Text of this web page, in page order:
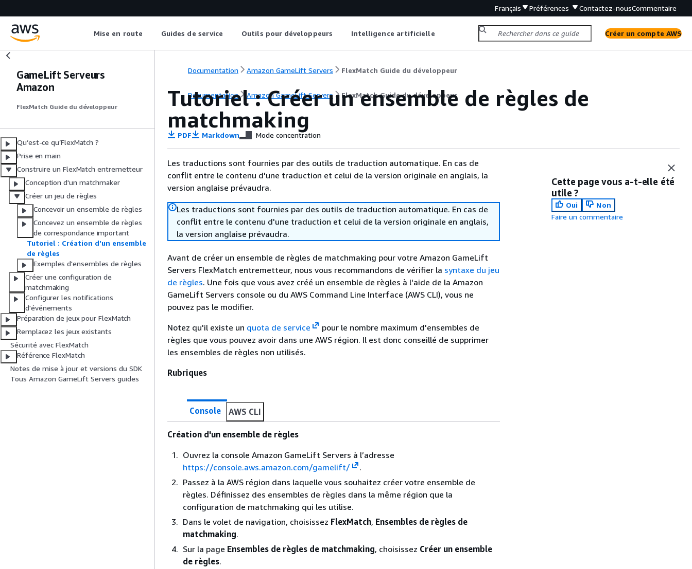
Français Préférences Contactez-nousCommentaire
Mise en route Guides de service Outils pour développeurs Intelligence artificielle Créer un compte AWS
GameLift Serveurs
Amazon
FlexMatch Guide du développeur
Qu’est-ce qu’FlexMatch ?
Prise en main
Construire un FlexMatch entremetteur
Conception d'un matchmaker
Créer un jeu de règles
Concevoir un ensemble de règles
Concevez un ensemble de règles
de correspondance important
Tutoriel : Création d'un ensemble
de règles
Exemples d'ensembles de règles
Créer une configuration de
matchmaking
Configurer les notifications
d'événements
Préparation de jeux pour FlexMatch
Remplacez les jeux existants
Sécurité avec FlexMatch
Référence FlexMatch
Notes de mise à jour et versions du SDK
Tous Amazon GameLift Servers guides
Documentation Amazon GameLift Servers FlexMatch Guide du développeur
Documentation Amazon GameLift Servers FlexMatch Guide du développeur
Tutoriel : Créer un ensemble de règles de
matchmaking
PDF Markdown Mode concentration
Les traductions sont fournies par des outils de traduction automatique. En cas de
conflit entre le contenu d'une traduction et celui de la version originale en anglais, la
version anglaise prévaudra.
Les traductions sont fournies par des outils de traduction automatique. En cas de
conflit entre le contenu d'une traduction et celui de la version originale en anglais,
la version anglaise prévaudra.
Avant de créer un ensemble de règles de matchmaking pour votre Amazon GameLift
Servers FlexMatch entremetteur, nous vous recommandons de vérifier la syntaxe du jeu
de règles. Une fois que vous avez créé un ensemble de règles à l'aide de la Amazon
GameLift Servers console ou du AWS Command Line Interface (AWS CLI), vous ne
pouvez pas le modifier.
Notez qu'il existe un quota de service
pour le nombre maximum d'ensembles de
règles que vous pouvez avoir dans une AWS région. Il est donc conseillé de supprimer
les ensembles de règles non utilisés.
Rubriques
Console AWS CLI
Création d'un ensemble de règles
Ouvrez la console Amazon GameLift Servers à l’adresse
https://console.aws.amazon.com/gamelift/
.
Passez à la AWS région dans laquelle vous souhaitez créer votre ensemble de
règles. Définissez des ensembles de règles dans la même région que la
configuration de matchmaking qui les utilise.
Dans le volet de navigation, choisissez FlexMatch, Ensembles de règles de
matchmaking.
Sur la page Ensembles de règles de matchmaking, choisissez Créer un ensemble
de règles.
Cette page vous a-t-elle été
utile ?
Oui
Non
Faire un commentaire